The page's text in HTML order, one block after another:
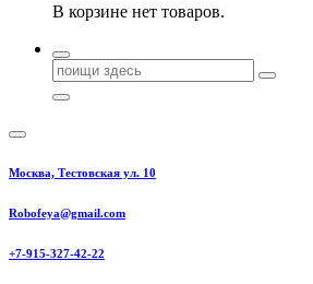
В корзине нет товаров.
Поиск
для:
Москва, Тестовская ул. 10
Robofeya@gmail.com
+7-915-327-42-22